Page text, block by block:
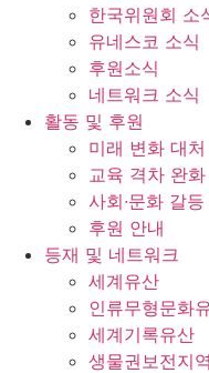
한국위원회 소
유네스코 소식
후원소식
네트워크 소식
활동 및 후원
미래 변화 대처
교육 격차 완화
사회∙문화 갈
후원 안내
등재 및 네트워크
세계유산
인류무형문화
세계기록유산
생물권보전지역